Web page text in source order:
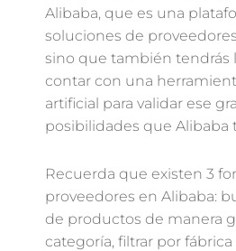
Alibaba, que es una
soluciones de
sino que también tendrás
contar con una
artificial para validar ese
posibilidades que Alibaba
Recuerda que existen 3
proveedores en Alibaba:
de productos de manera
categoría, filtrar por fábrica